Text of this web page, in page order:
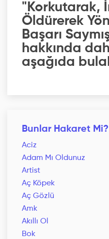
"Korkutarak,
Öldürerek
Başarı
hakkında
aşağıda
Bunlar Hakaret Mi?
Aciz
Adam Mı Oldunuz
Artist
Aç Köpek
Aç Gözlü
Amk
Akıllı Ol
Bok